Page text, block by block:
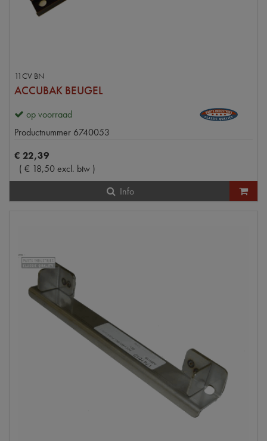
11CV BN
ACCUBAK BEUGEL
op voorraad
Productnummer 6740053
€ 22,39
( € 18,50excl. btw )
Info